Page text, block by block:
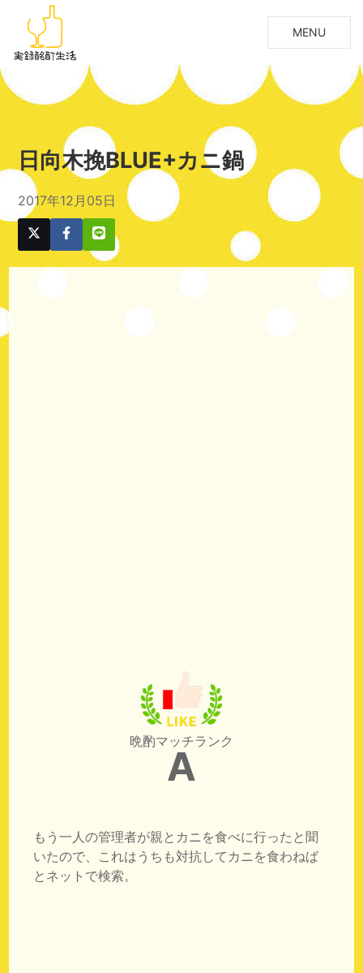
MENU
日向木挽BLUE+カニ鍋
2017年12月05日
晩酌マッチランク
A
もう一人の管理者が親とカニを食べに行ったと聞
いたので、これはうちも対抗してカニを食わねば
とネットで検索。